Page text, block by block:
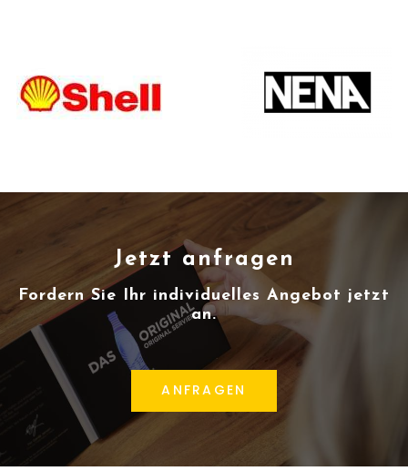
Jetzt anfragen
Fordern Sie Ihr individuelles Angebot jetzt
an.
ANFRAGEN